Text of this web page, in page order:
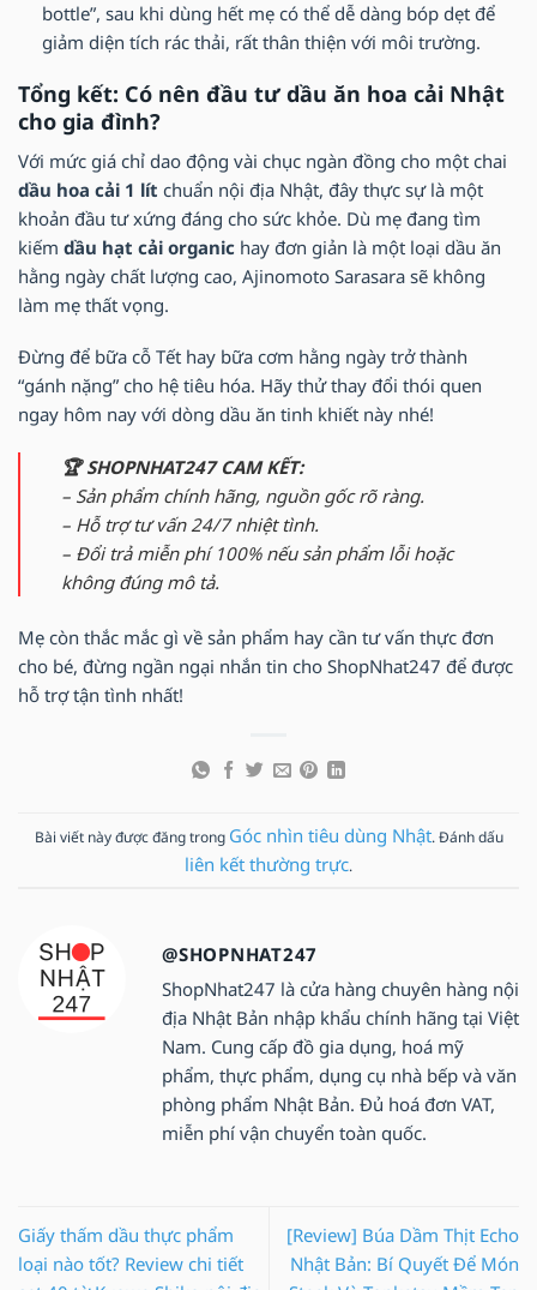
bottle”, sau khi dùng hết mẹ có thể dễ dàng bóp dẹt để
giảm diện tích rác thải, rất thân thiện với môi trường.
Tổng kết: Có nên đầu tư dầu ăn hoa cải Nhật
cho gia đình?
Với mức giá chỉ dao động vài chục ngàn đồng cho một chai
dầu hoa cải 1 lít chuẩn nội địa Nhật, đây thực sự là một
khoản đầu tư xứng đáng cho sức khỏe. Dù mẹ đang tìm
kiếm dầu hạt cải organic hay đơn giản là một loại dầu ăn
hằng ngày chất lượng cao, Ajinomoto Sarasara sẽ không
làm mẹ thất vọng.
Đừng để bữa cỗ Tết hay bữa cơm hằng ngày trở thành
“gánh nặng” cho hệ tiêu hóa. Hãy thử thay đổi thói quen
ngay hôm nay với dòng dầu ăn tinh khiết này nhé!
🏆 SHOPNHAT247 CAM KẾT:
– Sản phẩm chính hãng, nguồn gốc rõ ràng.
– Hỗ trợ tư vấn 24/7 nhiệt tình.
– Đổi trả miễn phí 100% nếu sản phẩm lỗi hoặc
không đúng mô tả.
Mẹ còn thắc mắc gì về sản phẩm hay cần tư vấn thực đơn
cho bé, đừng ngần ngại nhắn tin cho ShopNhat247 để được
hỗ trợ tận tình nhất!
Bài viết này được đăng trong Góc nhìn tiêu dùng Nhật. Đánh dấu
liên kết thường trực.
@SHOPNHAT247
ShopNhat247 là cửa hàng chuyên hàng nội
địa Nhật Bản nhập khẩu chính hãng tại Việt
Nam. Cung cấp đồ gia dụng, hoá mỹ
phẩm, thực phẩm, dụng cụ nhà bếp và văn
phòng phẩm Nhật Bản. Đủ hoá đơn VAT,
miễn phí vận chuyển toàn quốc.
Giấy thấm dầu thực phẩm
loại nào tốt? Review chi tiết
[Review] Búa Dầm Thịt Echo
Nhật Bản: Bí Quyết Để Món